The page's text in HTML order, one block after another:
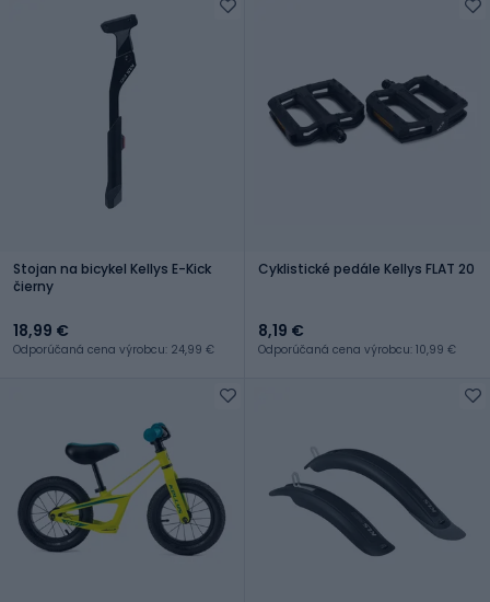
Stojan na bicykel Kellys E-Kick
čierny
18,99 €
Odporúčaná cena výrobcu: 24,99 €
Cyklistické pedále Kellys FLAT 20
8,19 €
Odporúčaná cena výrobcu: 10,99 €